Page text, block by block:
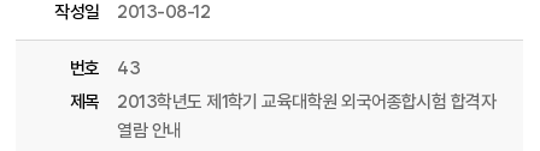
작성일
2013-08-12
번호
43
제목
2013학년도 제1학기 교육대학원 외국어종합시험 합격자
열람 안내